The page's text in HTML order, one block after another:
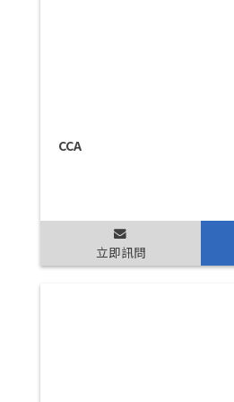
CCA
立即訊問